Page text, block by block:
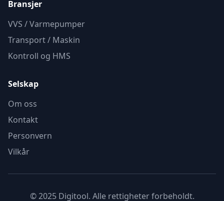
Bransjer
VVS / Varmepumper
Transport / Maskin
Kontroll og HMS
Selskap
Om oss
Kontakt
Personvern
Vilkår
© 2025 Digitool. Alle rettigheter forbeholdt.